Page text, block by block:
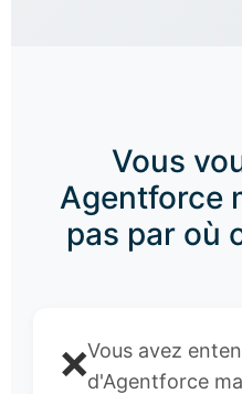
Vous
Agentforce
pas par où
❌Vous avez
d'Agentforce